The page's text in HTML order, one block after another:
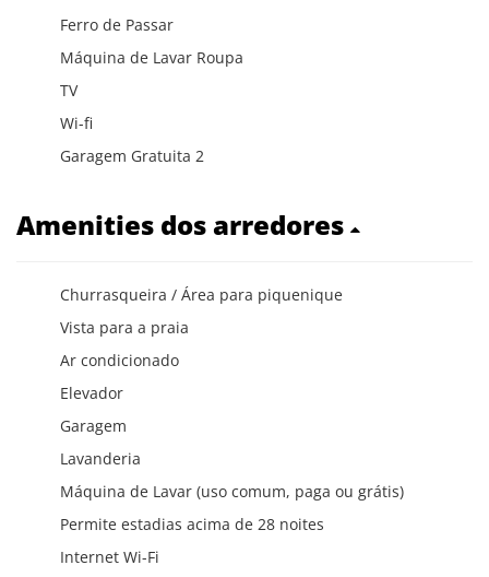
Ferro de Passar
Máquina de Lavar Roupa
TV
Wi-fi
Garagem Gratuita 2
Amenities dos arredores
Churrasqueira / Área para piquenique
Vista para a praia
Ar condicionado
Elevador
Garagem
Lavanderia
Máquina de Lavar (uso comum, paga ou grátis)
Permite estadias acima de 28 noites
Internet Wi-Fi